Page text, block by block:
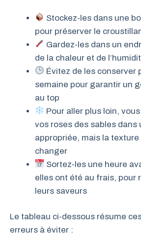
Stockez-les dans une
pour préserver le
Gardez-les dans un
de la chaleur et de
Évitez de les conserver
semaine pour garantir un
au top
Pour aller plus loin,
vos roses des sables dans
appropriée, mais la
changer
Sortez-les une heure
elles ont été au frais, pour
leurs saveurs
Le tableau ci-dessous résume
erreurs à éviter :